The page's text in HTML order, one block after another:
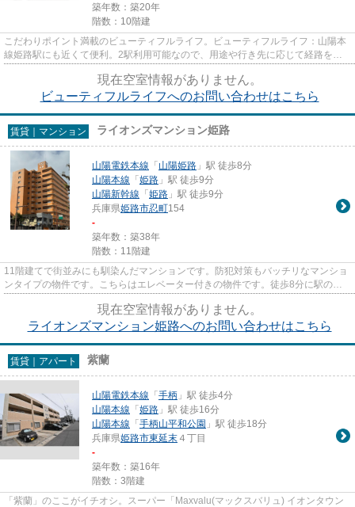
築年数：築20年
階数：10階建
こだわりポイント満載のビューティフルライフ。ビューティフルライフ：山陽本
線姫路駅にも近くて便利。2駅利用可能なので、用途や行き先に応じて経路を選
択できます。陽当りも良いので...
現在空室情報がありません。
ビューティフルライフへのお問い合わせはこちら
賃貸｜マンション ライオンズマンション姫路
山陽電鉄本線 「山陽姫路 」駅 徒歩8分
山陽本線 「姫路 」駅 徒歩9分
山陽新幹線 「姫路 」駅 徒歩9分
兵庫県姫路市忍町154
-
築年数：築38年
階数：11階建
11階建てで街並みにも馴染んだマンションです。防犯対策もバッチリなマンショ
ンタイプの物件です。こちらはエレベーター付きの物件です。徒歩8分に駅のあ
る、ニーズの高い物件です。姫...
現在空室情報がありません。
ライオンズマンション姫路へのお問い合わせはこちら
賃貸｜アパート 紫蘭
山陽電鉄本線 「手柄 」駅 徒歩4分
山陽本線 「姫路 」駅 徒歩16分
山陽本線 「手柄山平和公園 」駅 徒歩18分
兵庫県姫路市東延末 ４丁目
-
築年数：築16年
階数：3階建
「紫蘭」のここがイチオシ。スーパー「Maxvalu(マックスバリュ) イオンタウン